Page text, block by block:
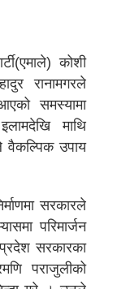
कोशी
रानामगरले
समस्यामा
माथि
वैकल्पिक उपाय
सरकारले
परिमार्जन
सरकारका
पराजुलीको